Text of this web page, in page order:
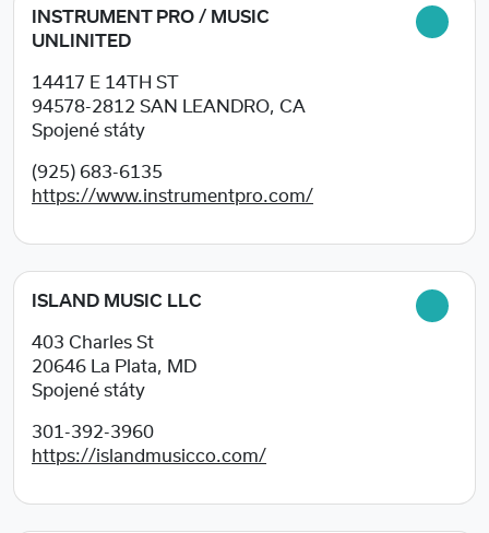
INSTRUMENT PRO / MUSIC
UNLINITED
14417 E 14TH ST
94578-2812 SAN LEANDRO, CA
Spojené státy
(925) 683-6135
https://www.instrumentpro.com/
ISLAND MUSIC LLC
403 Charles St
20646 La Plata, MD
Spojené státy
301-392-3960
https://islandmusicco.com/